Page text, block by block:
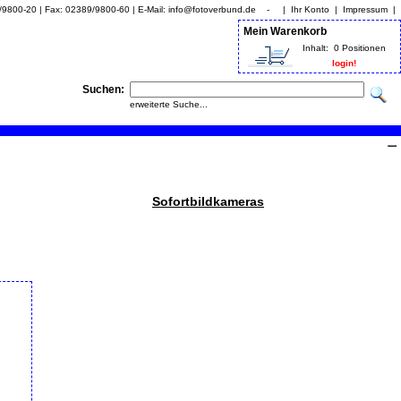
9800-20 | Fax: 02389/9800-60 | E-Mail: info@fotoverbund.de - | Ihr Konto | Impressum |
Mein Warenkorb
Inhalt:
0 Positionen
login!
Suchen:
erweiterte Suche...
Sofortbildkameras